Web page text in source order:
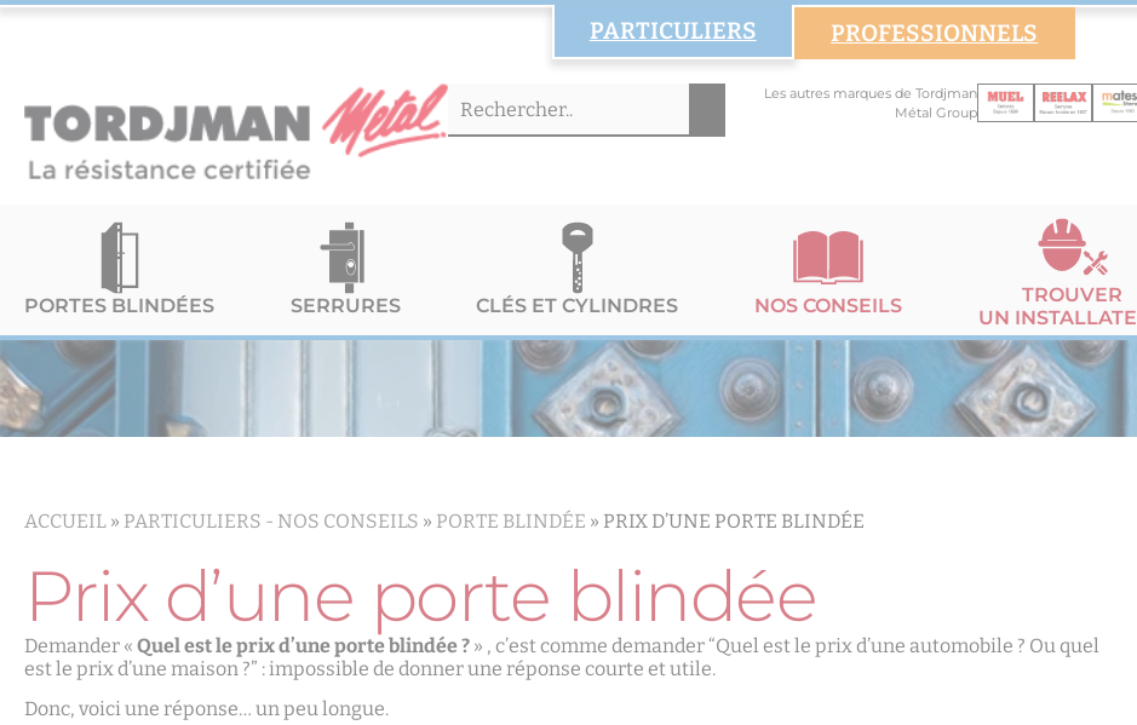
PARTICULIERS PROFESSIONNELS
Les autres marques de Tordjman
Métal Group
PORTES BLINDÉES SERRURES CLÉS ET CYLINDRES NOS CONSEILS
TROUVER
UN
ACCUEIL » PARTICULIERS - NOS CONSEILS » PORTE BLINDÉE » PRIX D’UNE PORTE BLINDÉE
Prix d’une porte blindée
Demander « Quel est le prix d’une porte blindée ? » , c’est comme demander “Quel est le prix d’une automobile ? Ou quel
est le prix d’une maison ?” : impossible de donner une réponse courte et utile.
Donc, voici une réponse… un peu longue.